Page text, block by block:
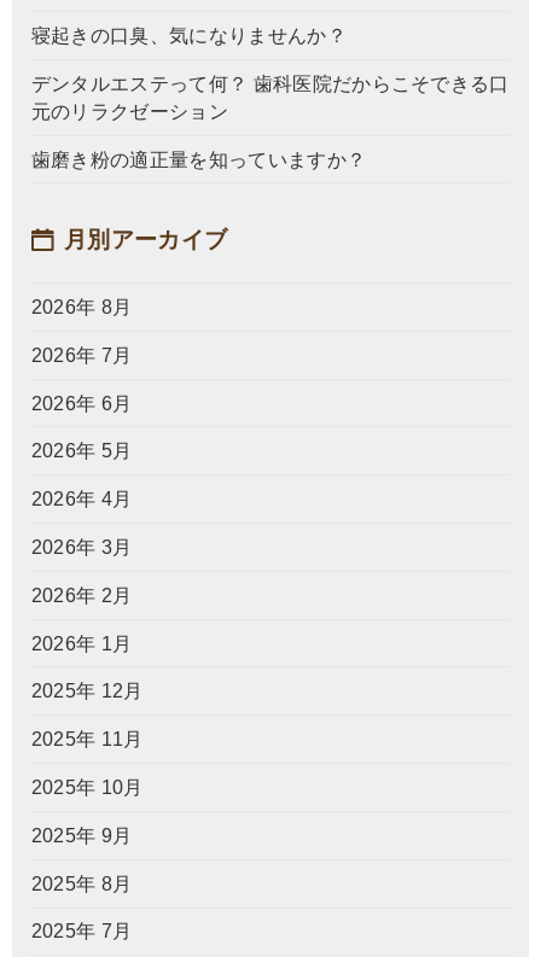
寝起きの口臭、気になりませんか？
デンタルエステって何？ 歯科医院だからこそできる口
元のリラクゼーション
歯磨き粉の適正量を知っていますか？
月別アーカイブ
2026年 8月
2026年 7月
2026年 6月
2026年 5月
2026年 4月
2026年 3月
2026年 2月
2026年 1月
2025年 12月
2025年 11月
2025年 10月
2025年 9月
2025年 8月
2025年 7月